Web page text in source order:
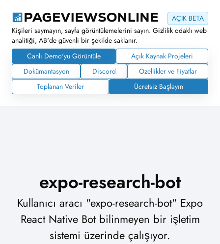
AÇIK BETA
Kişileri saymayın, sayfa görüntülemelerini sayın. Gizlilik odaklı web
analitiği, AB'de güvenli bir şekilde saklanır.
Canlı Demo'yu Görüntüle
Açık Kaynak Projeleri
Dokümantasyon
Discord
Özellikler ve Fiyatlar
Toplanan Veriler
Ücretsiz Başlayın
expo-research-bot
Kullanıcı aracı "expo-research-bot" Expo
React Native Bot bilinmeyen bir işletim
sistemi üzerinde çalışıyor.